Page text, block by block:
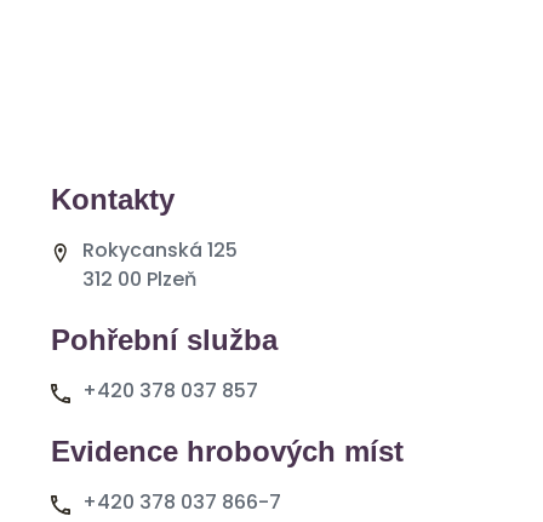
Kontakty
Rokycanská 125
312 00 Plzeň
Pohřební služba
+420 378 037 857
Evidence hrobových míst
+420 378 037 866-7